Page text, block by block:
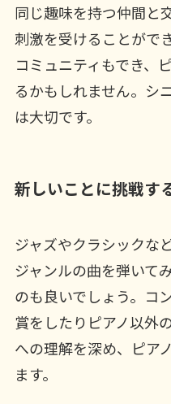
同じ趣味を持つ仲間と
刺激を受けることがで
コミュニティもでき、
るかもしれません。シ
は大切です。
新しいことに挑戦す
ジャズやクラシックな
ジャンルの曲を弾いて
のも良いでしょう。コ
賞をしたりピアノ以外
への理解を深め、ピア
ます。